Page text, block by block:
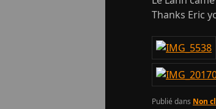
Thanks Eric
Publié dans Non